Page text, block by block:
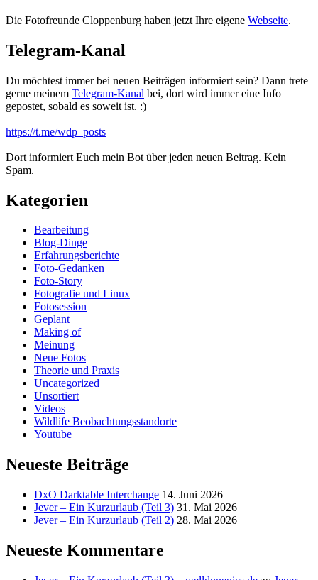
Die Fotofreunde Cloppenburg haben jetzt Ihre eigene Webseite.
Telegram-Kanal
Du möchtest immer bei neuen Beiträgen informiert sein? Dann trete
gerne meinem Telegram-Kanal bei, dort wird immer eine Info
gepostet, sobald es soweit ist. :)
https://t.me/wdp_posts
Dort informiert Euch mein Bot über jeden neuen Beitrag. Kein
Spam.
Kategorien
Bearbeitung
Blog-Dinge
Erfahrungsberichte
Foto-Gedanken
Foto-Story
Fotografie und Linux
Fotosession
Geplant
Making of
Meinung
Neue Fotos
Theorie und Praxis
Uncategorized
Unsortiert
Videos
Wildlife Beobachtungsstandorte
Youtube
Neueste Beiträge
DxO Darktable Interchange 14. Juni 2026
Jever – Ein Kurzurlaub (Teil 3) 31. Mai 2026
Jever – Ein Kurzurlaub (Teil 2) 28. Mai 2026
Neueste Kommentare